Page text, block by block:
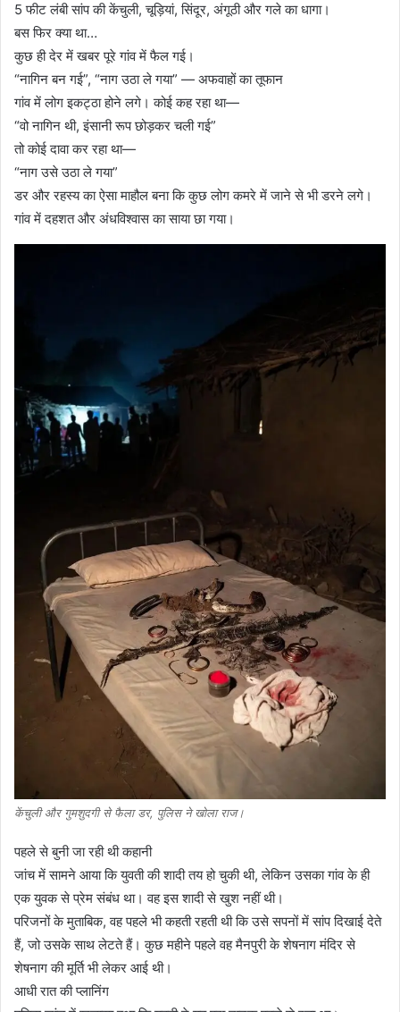
5 फीट लंबी सांप की केंचुली, चूड़ियां, सिंदूर, अंगूठी और गले का धागा।
बस फिर क्या था…
कुछ ही देर में खबर पूरे गांव में फैल गई।
“नागिन बन गई”, “नाग उठा ले गया” — अफवाहों का तूफान
गांव में लोग इकट्ठा होने लगे। कोई कह रहा था—
“वो नागिन थी, इंसानी रूप छोड़कर चली गई”
तो कोई दावा कर रहा था—
“नाग उसे उठा ले गया”
डर और रहस्य का ऐसा माहौल बना कि कुछ लोग कमरे में जाने से भी डरने लगे।
गांव में दहशत और अंधविश्वास का साया छा गया।
केंचुली और गुमशुदगी से फैला डर, पुलिस ने खोला राज।
पहले से बुनी जा रही थी कहानी
जांच में सामने आया कि युवती की शादी तय हो चुकी थी, लेकिन उसका गांव के ही
एक युवक से प्रेम संबंध था। वह इस शादी से खुश नहीं थी।
परिजनों के मुताबिक, वह पहले भी कहती रहती थी कि उसे सपनों में सांप दिखाई देते
हैं, जो उसके साथ लेटते हैं। कुछ महीने पहले वह मैनपुरी के शेषनाग मंदिर से
शेषनाग की मूर्ति भी लेकर आई थी।
आधी रात की प्लानिंग